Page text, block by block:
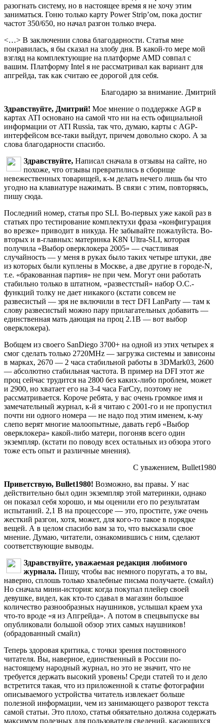
разогнать систему, но в настоящее время я не хочу этим
заниматься. Гоню только карту Power Strip’ом, пока достиг
частот 350/650, но начал разгон только вчера.
<…> В заключении слова благодарности. Статья мне
понравилась, я бы сказал на злобу дня. В какой-то мере мой
взгляд на комплектующие на платформе AMD совпал с
вашим. Платформу Intel я не рассматривал как вариант для
апгрейда, так как считаю ее дорогой для себя.
Благодарю за внимание. Дмитрий
Здравствуйте, Дмитрий! Мое мнение о поддержке AGP в
картах ATI основано на самой что ни на есть официальной
информации от ATI Russia, так что, думаю, карты с AGP-
интерфейсом все-таки выйдут, причем довольно скоро. А за
слова благодарности спасибо.
Здравствуйте, Написал сначала в отзывы на сайте, но
похоже, что отзывы превратились в сборище
невежественных товарищей, к-м делать нечего лишь бы что
угодно на клавиатуре нажимать. В связи с этим, повторяясь,
пишу сюда.
Последний номер, статья про SLI. Во-первых уже какой раз в
статьях про тестирование комплектухи фраза «конфигурация
во врезке» приводит в никуда. Не забывайте пожалуйста. Во-
вторых и в-главных: материнка K8N Ultra-SLI, которая
получила «Выбор оверклокера 2005» — счастливая
случайность — у меня в руках было таких четыре штуки, две
из которых были куплены в Москве, а две другие в городе-N,
т.е. «бракованная партия» не при чем. Могут они работать
стабильно только в штатном, «развестстый» набор O.C.-
функций толку не дает никакого (кстати совсем не
развесистый — зря не включили в тест DFI LanParty — там к
слову развесистый можно пару прилагательных добавить —
единственная мать дающая на проц 2.1В — вот выбор
оверклокера).
Вобщем из своего SanDiego 3700+ на одной из этих четырех я
смог сделать только 2720MHz — загрузка системы и зависоны
в марках, 2670 — 2 часа стабильной работы в 3DMark03, 2600
— абсолютно стабильная частота. В пример на DFI этот же
проц сейчас трудится на 2800 без каких-либо проблем, может
и 2900, но хватает его на 3-4 часа FarCry, поэтому не
рассматривается. Короче ребята, у вас очень громкое имя и
замечательный журнал, к-й я читаю с 2001-го и не пропустил
почти ни одного номера — не надо под этим именем, к-му
слепо верят многие малоопытные, давать герб «Выбор
оверклокера» какой-либо матери, погоняв всего один
экземпляр. (кстати по поводу всех остальных из обзора этого
тоже есть опыт и различные мнения).
С уважением, Bullet1980
Приветствую, Bullet1980! Возможно, вы правы. У нас
действительно был один экземпляр этой материнки, однако
он показал себя хорошо, и мы оценили его по результатам
испытаний. 2,1 В на процессоре — это, простите, уже очень
жесткий разгон, хотя, может, для кого-то такое в порядке
вещей. А в целом спасибо вам за то, что высказали свое
мнение. Думаю, читатели, ознакомившись с ним, сделают
соответствующие выводы.
Здравствуйте, уважаемая редакция любимого
журнала. Пишу, чтобы вас немного поругать, а то вы,
наверно, сплошь только хвалебные письма получаете. (смайл)
Но сначала мини-история: когда покупал плейер своей
девушке, видел, как кто-то сдавал в магазин большое
количество разнообразных наушников, услышал краем уха
что-то вроде «я из Апгрейда». А потом в спецвыпуске вы
опубликовали большой обзор этих самых наушников!
(обрадованный смайл)
Теперь здоровая критика, с точки зрения постоянного
читателя. Вы, наверное, единственный в России по-
настоящему народный журнал, но это не значит, что не
требуется держать высокий уровень! Среди статей то и дело
встретится такая, что из приложенной к статье фотографии
описываемого устройства читатель извлекает больше
полезной информации, чем из занимающего разворот текста
самой статьи. Это плохо, статья обязательно должна содержать
максимум полезных для пользователя сведений, касающихся